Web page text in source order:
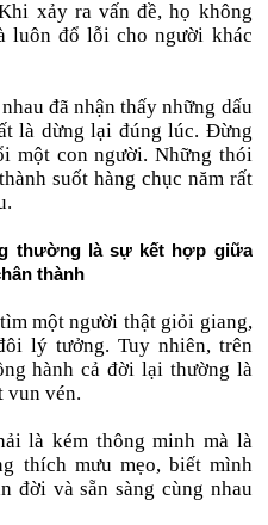
xảy ra vấn đề, họ không
luôn đổ lỗi cho người khác
đã nhận thấy những dấu
là dừng lại đúng lúc. Đừng
một con người. Những thói
suốt hàng chục năm rất
thường là sự kết hợp giữa
thành
một người thật giỏi giang,
lý tưởng. Tuy nhiên, trên
hành cả đời lại thường là
vun vén.
là kém thông minh mà là
thích mưu mẹo, biết mình
đời và sẵn sàng cùng nhau